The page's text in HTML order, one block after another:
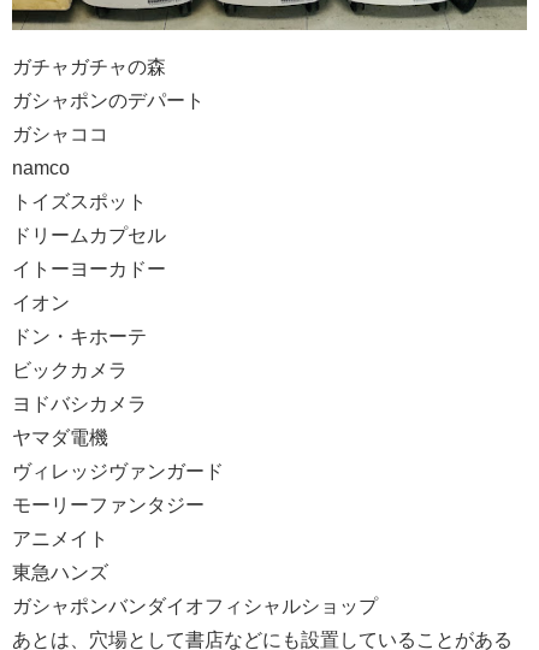
ガチャガチャの森
ガシャポンのデパート
ガシャココ
namco
トイズスポット
ドリームカプセル
イトーヨーカドー
イオン
ドン・キホーテ
ビックカメラ
ヨドバシカメラ
ヤマダ電機
ヴィレッジヴァンガード
モーリーファンタジー
アニメイト
東急ハンズ
ガシャポンバンダイオフィシャルショップ
あとは、穴場として書店などにも設置していることがある